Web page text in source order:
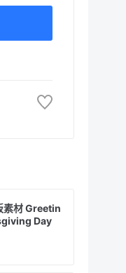
素材 Greetin
Day